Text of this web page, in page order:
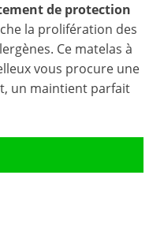
de protection
la prolifération des
Ce matelas à
vous procure une
un maintient parfait